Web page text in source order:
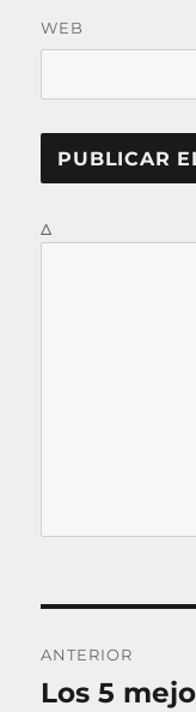
WEB
Δ
a
ANTERIOR
Los 5